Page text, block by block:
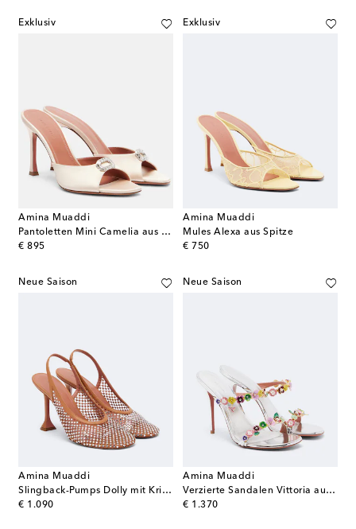
Exklusiv
Amina Muaddi
Pantoletten Mini Camelia aus Satin mit Kristallen
€ 895
original price
Exklusiv
Amina Muaddi
Mules Alexa aus Spitze
€ 750
original price
Neue Saison
Amina Muaddi
Slingback-Pumps Dolly mit Kristallen
€ 1.090
original price
Neue Saison
Amina Muaddi
Verzierte Sandalen Vittoria aus Leder
€ 1.370
original price